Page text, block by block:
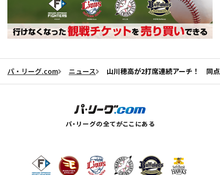
パ・リーグ.com ニュース 山川穂高が2打席連続アーチ！ 同